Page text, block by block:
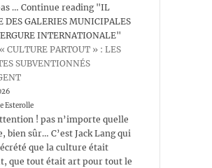
… Continue reading "IL
DES GALERIES MUNICIPALES
INTERNATIONALE"
CULTURE PARTOUT » : LES
SUBVENTIONNÉS
Esterolle
! pas n’importe quelle
bien sûr… C’est Jack Lang qui
que la culture était
que tout était art pour tout le